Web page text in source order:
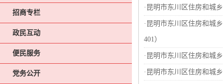
招商专栏
政民互动
便民服务
党务公开
· 昆明市东川区住房和城
· 昆明市东川区住房和城
401）
· 昆明市东川区住房和城
· 昆明市东川区住房和城